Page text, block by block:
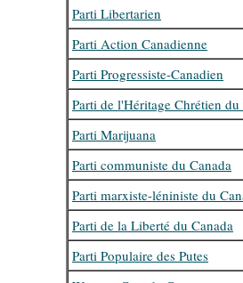
Parti Libertarien
Parti Action Canadienne
Parti Progressiste-Canadien
Parti de l'Héritage Chrétien du
Parti Marijuana
Parti communiste du Canada
Parti marxiste-léniniste du
Parti de la Liberté du Canada
Parti Populaire des Putes